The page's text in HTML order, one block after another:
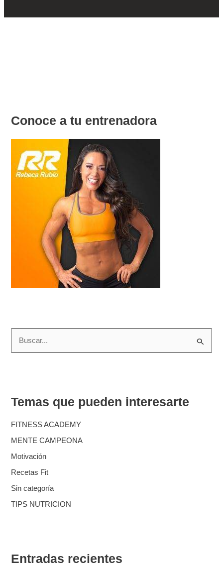
Conoce a tu entrenadora
a
p
o
r
:
Temas que pueden interesarte
FITNESS ACADEMY
MENTE CAMPEONA
Motivación
Recetas Fit
Sin categoría
TIPS NUTRICION
Entradas recientes